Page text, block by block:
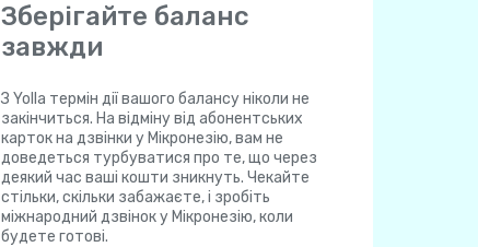
Зберігайте баланс
завжди
З Yolla термін дії вашого балансу ніколи не
закінчиться. На відміну від абонентських
карток на дзвінки у Мікронезію, вам не
доведеться турбуватися про те, що через
деякий час ваші кошти зникнуть. Чекайте
стільки, скільки забажаєте, і зробіть
міжнародний дзвінок у Мікронезію, коли
будете готові.